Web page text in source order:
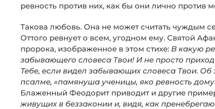
ревность против них, как бы они лично против
Такова любовь. Она не может считать чуждым
Оттого ревнует о всем, угодном ему. Святой
пророка, изображенное в этом стихе: В какую
забывающего словеса Твои! И не просто
Тебе, если видел забывающих словеса Твои.
псалме, «памянуша ученицы, яко ревность дому
Блаженный Феодорит приводит и другие
живущих в беззаконии и, видя, как